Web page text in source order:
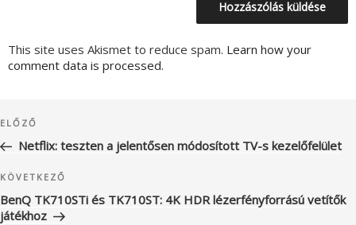
This site uses Akismet to reduce spam. Learn how your
comment data is processed.
navigáció
Korábbi
bejegyzés
ELŐZŐ
Netflix: teszten a jelentősen módosított TV-s kezelőfelület
Következő
bejegyzés
KÖVETKEZŐ
BenQ TK710STi és TK710ST: 4K HDR lézerfényforrású vetítők
játékhoz